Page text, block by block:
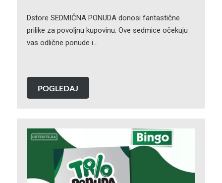
Dstore SEDMIČNA PONUDA donosi fantastične
prilike za povoljnu kupovinu. Ove sedmice očekuju
vas odlične ponude i…
POGLEDAJ